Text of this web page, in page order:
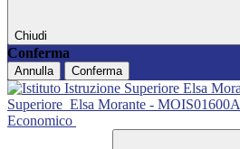
Chiudi
Conferma
Annulla Conferma
Superiore Elsa Morante - MOIS01600A
Economico